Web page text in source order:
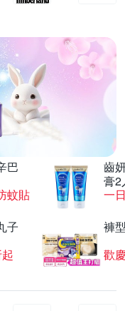
巴
蚊貼
齒
膏2
一
子
褲
歡